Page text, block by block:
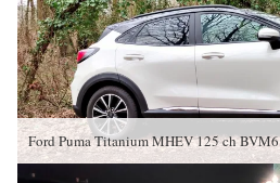
Ford Puma Titanium MHEV 125 ch BVM6